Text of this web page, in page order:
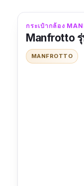
กระเป๋ากล้อง
Manfrotto
MANFROTTO